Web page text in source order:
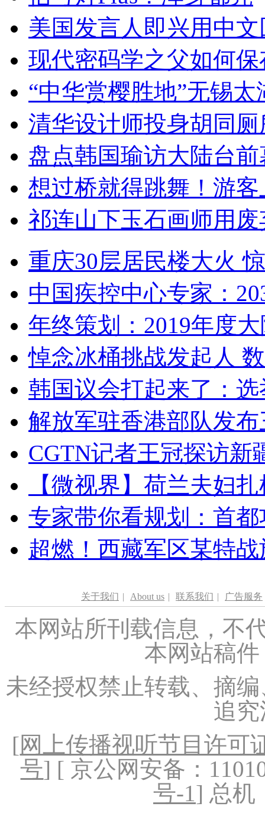
美国发言人即兴用中
现代密码学之父如何
“中华赏樱胜地”无锡
清华设计师投身胡同
盘点韩国瑜访大陆台
想过桥就得跳舞！游客
祁连山下玉石画师用
重庆30层居民楼大火
中国疾控中心专家：
年终策划：2019年度
悼念冰桶挑战发起人
韩国议会打起来了：
解放军驻香港部队发
CGTN记者王冠探访新
【微视界】荷兰夫妇
专家带你看规划：首
超燃！西藏军区某特
关于我们 | About us | 联系我们 | 广告服务
本网站所刊载信息，不
本网站稿
未经授权禁止转载、摘
追
[网上传播视听节目许可
号] [ 京公网安备：
号-1] 总机